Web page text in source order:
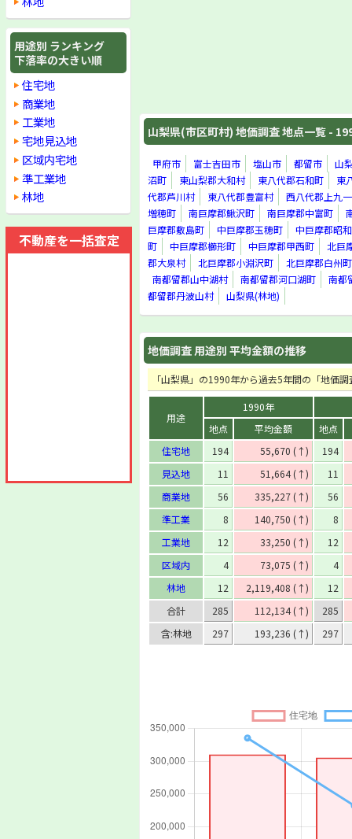
山梨県(市区町村) 地価調査 地点一覧 -
甲府市 富士吉田市 塩山市 都留市
山
沼町
東山梨郡大和村 東八代郡石和町
東
代郡芦川村
東八代郡豊富村
西八代郡上九
増穂町
南巨摩郡鰍沢町 南巨摩郡中富町
巨摩郡敷島町
中巨摩郡玉穂町
中巨摩郡昭
町
中巨摩郡櫛形町 中巨摩郡甲西町
北巨
郡大泉村
北巨摩郡小淵沢町
北巨摩郡白州町
南都留郡山中湖村
南都留郡河口湖町
南都
都留郡丹波山村
山梨県(林地)
地価調査 用途別 平均金額の推移
「山梨県」の1990年から過去5年間の「地価
用途
1990年
地点
平均金額
地点
住宅地
194 55,670 (↑)
194
見込地
11 51,664 (↑)
11
商業地
56 335,227 (↑)
56
準工業
8 140,750 (↑)
8
工業地
12 33,250 (↑)
12
区域内
4 73,075 (↑)
4
林地
12 2,119,408 (↑)
12
合計
285 112,134 (↑)
285
含:林地
297 193,236 (↑) 297
用途別 ランキング
下落率の大きい順
住宅地
商業地
工業地
宅地見込地
区域内宅地
準工業地
林地
不動産を一括査定